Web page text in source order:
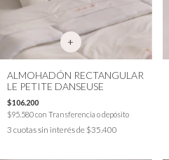
ALMOHADÓN RECTANGULAR
LE PETITE DANSEUSE
$106.200
$95.580con Transferencia o depósito
3 cuotas sin interés de $35.400